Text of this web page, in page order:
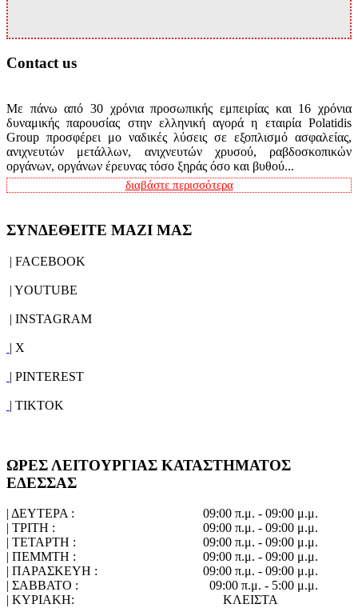
Contact us
Με πάνω από 30 χρόνια προσωπικής εμπειρίας και 16 χρόνια
δυναμικής παρουσίας στην ελληνική αγορά η εταιρία Polatidis
Group προσφέρει μο ναδικές λύσεις σε εξοπλισμό ασφαλείας,
ανιχνευτών μετάλλων, ανιχνευτών χρυσού, ραβδοσκοπικών
οργάνων, οργάνων έρευνας τόσο ξηράς όσο και βυθού...
διαβάστε περισσότερα
ΣΥΝΔΕΘΕΙΤΕ ΜΑΖΙ ΜΑΣ
| FACEBOOK
| YOUTUBE
| INSTAGRAM
| X
| PINTEREST
| TIKTOK
ΩΡΕΣ ΛΕΙΤΟΥΡΓΙΑΣ ΚΑΤΑΣΤΗΜΑΤΟΣ
ΕΔΕΣΣΑΣ
| ΔΕΥΤΕΡΑ :
09:00 π.μ. - 09:00 μ.μ.
| ΤΡΙΤΗ :
09:00 π.μ. - 09:00 μ.μ.
| ΤΕΤΑΡΤΗ :
09:00 π.μ. - 09:00 μ.μ.
| ΠΕΜΜΤΗ :
09:00 π.μ. - 09:00 μ.μ.
| ΠΑΡΑΣΚΕΥΗ :
09:00 π.μ. - 09:00 μ.μ.
| ΣΑΒΒΑΤΟ :
09:00 π.μ. - 5:00 μ.μ.
| ΚΥΡΙΑΚΗ:
ΚΛΕΙΣΤΑ